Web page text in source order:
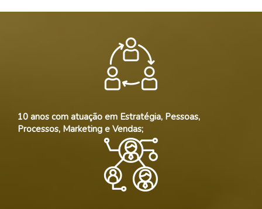
10 anos com atuação em Estratégia, Pessoas,
Processos, Marketing e Vendas;